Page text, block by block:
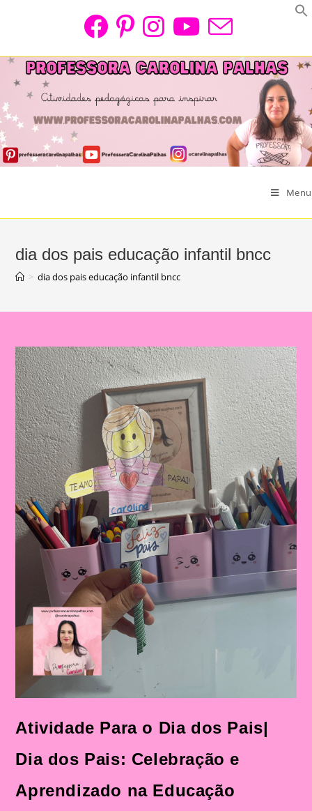
Menu
dia dos pais educação infantil bncc
> dia dos pais educação infantil bncc
Atividade Para o Dia dos Pais|
Dia dos Pais: Celebração e
Aprendizado na Educação